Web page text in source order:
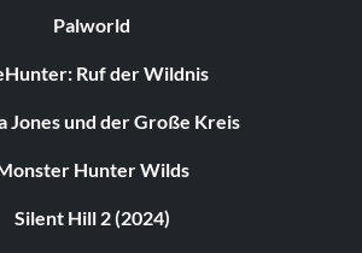
Palworld
Ruf der Wildnis
Jones und der Große Kreis
Hunter Wilds
Silent Hill 2 (2024)